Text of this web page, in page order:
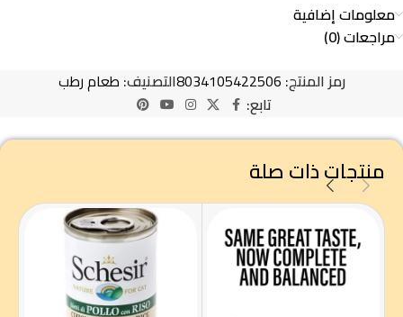
معلومات إضافية
مراجعات (0)
رمز المنتج: 8034105422506التصنيف: طعام رطب
تابع:
منتجات ذات صلة